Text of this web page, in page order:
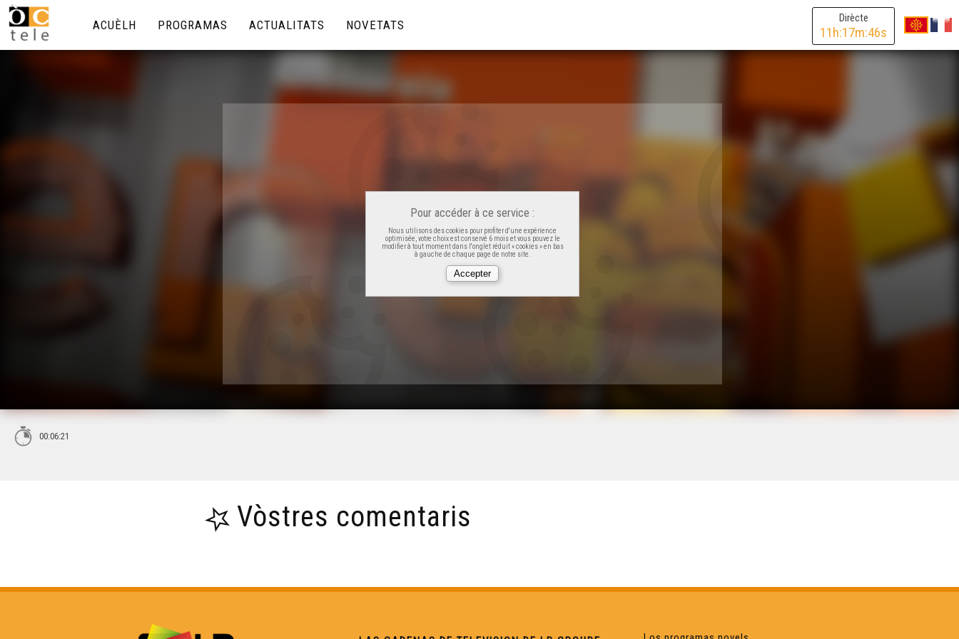
Dirècte
11h:17m:46s
ACUÈLH PROGRAMAS ACTUALITATS NOVETATS
Pour accéder à ce service :
Nous utilisons des cookies pour profiter d'une expérience
optimisée, votre choix est conservé 6 mois et vous pouvez le
modifier à tout moment dans l'onglet réduit « cookies » en bas
à gauche de chaque page de notre site.
00:06:21
Vòstres comentaris